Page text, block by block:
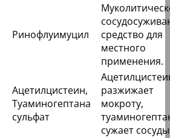
Ринофлуимуцил
средство для
местного
применения.
Ацетилцистеин,
Туаминогептана
сульфат
разжижает
мокроту,
сужает